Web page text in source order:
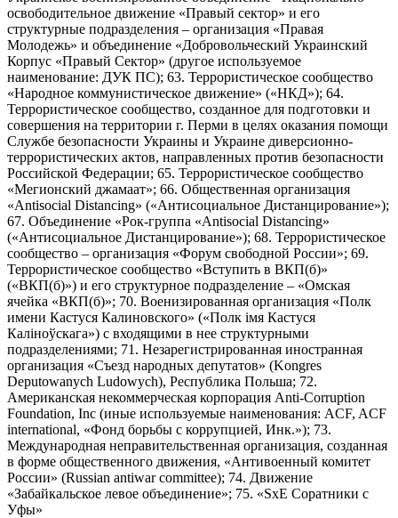
освободительное движение «Правый сектор» и его
структурные подразделения – организация «Правая
Молодежь» и объединение «Добровольческий Украинский
Корпус «Правый Сектор» (другое используемое
наименование: ДУК ПС); 63. Террористическое сообщество
«Народное коммунистическое движение» («НКД»); 64.
Террористическое сообщество, созданное для подготовки и
совершения на территории г. Перми в целях оказания помощи
Службе безопасности Украины и Украине диверсионно-
террористических актов, направленных против безопасности
Российской Федерации; 65. Террористическое сообщество
«Мегионский джамаат»; 66. Общественная организация
«Antisocial Distancing» («Антисоциальное Дистанцирование»);
67. Объединение «Рок-группа «Antisocial Distancing»
(«Антисоциальное Дистанцирование»); 68. Террористическое
сообщество – организация «Форум свободной России»; 69.
Террористическое сообщество «Вступить в ВКП(б)»
(«ВКП(б)») и его структурное подразделение – «Омская
ячейка «ВКП(б)»; 70. Военизированная организация «Полк
имени Кастуся Калиновского» («Полк iмя Кастуся
Калiноўскага») с входящими в нее структурными
подразделениями; 71. Незарегистрированная иностранная
организация «Съезд народных депутатов» (Kongres
Deputowanych Ludowych), Республика Польша; 72.
Американская некоммерческая корпорация Anti-Corruption
Foundation, Inc (иные используемые наименования: ACF, ACF
international, «Фонд борьбы с коррупцией, Инк.»); 73.
Международная неправительственная организация, созданная
в форме общественного движения, «Антивоенный комитет
России» (Russian antiwar committee); 74. Движение
«Забайкальское левое объединение»; 75. «SxE Соратники с
Уфы»